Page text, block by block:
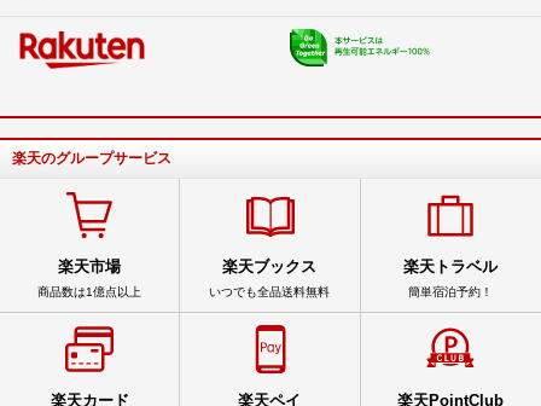
楽天のグループサービス
楽天市場
商品数は1億点以上
楽天ブックス
いつでも全品送料無料
楽天トラベル
簡単宿泊予約！
楽天カード 楽天ペイ 楽天PointClub